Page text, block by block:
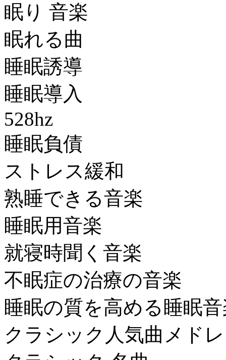
眠り 音楽
眠れる曲
睡眠誘導
睡眠導入
528hz
睡眠負債
ストレス緩和
熟睡できる音楽
睡眠用音楽
就寝時聞く音楽
不眠症の治療の音楽
睡眠の質を高める睡眠
クラシック人気曲メド